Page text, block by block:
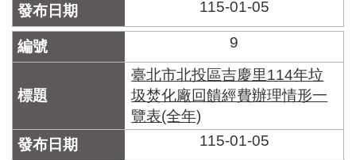
115-01-05
9
臺北市北投區吉慶里114年垃
圾焚化廠回饋經費辦理情形一
覽表(全年)
115-01-05